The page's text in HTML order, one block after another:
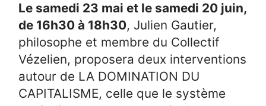
Le samedi 23 mai et le samedi 20 juin,
de 16h30 à 18h30, ​Julien Gautier​,
philosophe et membre du Collectif
Vézelien, proposera deux interventions
autour de ​LA DOMINATION DU
CAPITALISME​, celle que le système